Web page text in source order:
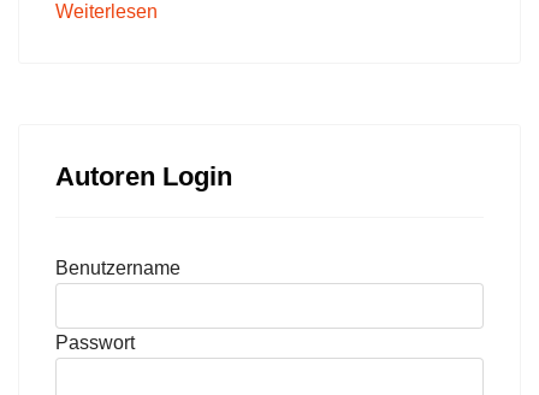
Weiterlesen
Autoren Login
Benutzername
Passwort